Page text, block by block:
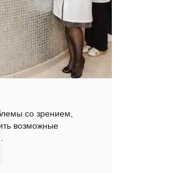
со зрением,
возможные